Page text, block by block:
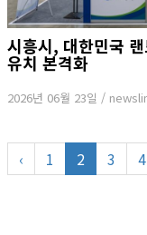
시흥시, 대한민국
유치 본격화
2026년 06월 23일 /
‹ 1 2 3 4